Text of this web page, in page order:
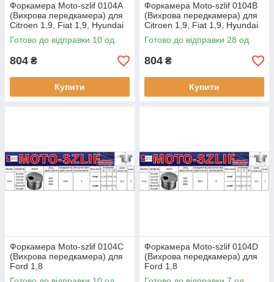
Форкамера Moto-szlif 0104A
(Вихрова передкамера) для
Citroen 1,9, Fiat 1,9, Hyundai
1,9, Peugeot 1,9, Rover 1,9,
Suzuki 1,9,
Готово до відправки 10 од.
804 ₴
Купити
Форкамера Moto-szlif 0104B
(Вихрова передкамера) для
Citroen 1,9, Fiat 1,9, Hyundai
1,9, Peugeot 1,9, Rover 1,9,
Suzuki 1,9,
Готово до відправки 28 од.
804 ₴
Купити
Форкамера Moto-szlif 0104C
(Вихрова передкамера) для
Ford 1,8
Форкамера Moto-szlif 0104D
(Вихрова передкамера) для
Ford 1,8